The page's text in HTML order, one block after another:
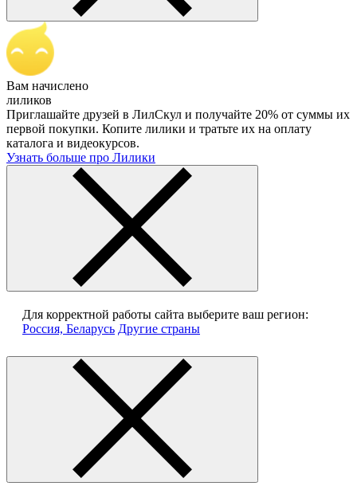
Вам начислено
лиликов
Приглашайте друзей в ЛилСкул и получайте 20% от суммы их
первой покупки. Копите лилики и тратьте их на оплату
каталога и видеокурсов.
Узнать больше про Лилики
Для корректной работы сайта выберите ваш регион:
Россия, Беларусь Другие страны